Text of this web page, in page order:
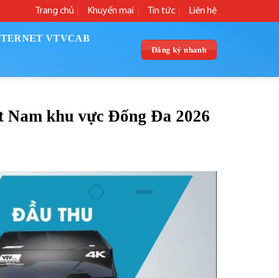
Trang chủ Khuyến mại Tin tức Liên hệ
VTVCAB
Đăng ký nhanh
Nam khu vực Đống Đa 2026